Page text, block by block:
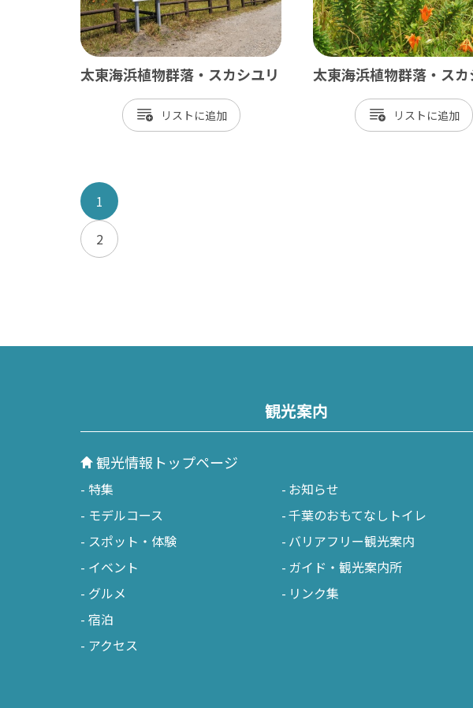
太東海浜植物群落・スカシユリ
リスト
太東海浜植物群落・スカ
リスト
1
2
観光案内
観光情報トップページ
特集
モデルコース
スポット・体験
イベント
グルメ
宿泊
アクセス
お知らせ
千葉のおもてなしトイレ
バリアフリー観光案内
ガイド・観光案内所
リンク集